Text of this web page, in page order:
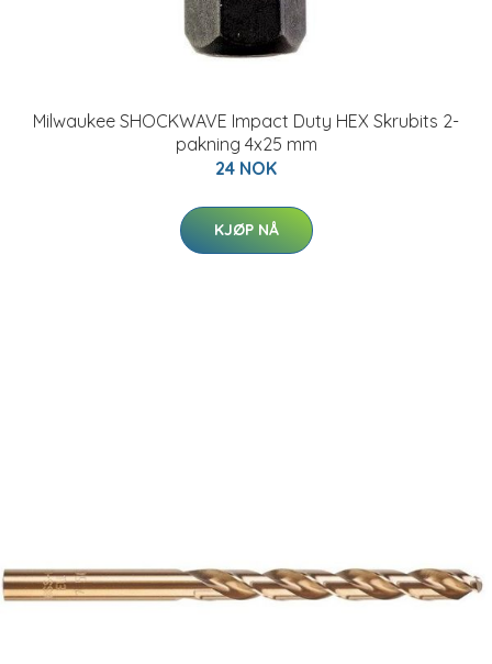
Milwaukee SHOCKWAVE Impact Duty HEX Skrubits 2-
pakning 4x25 mm
24 NOK
KJØP NÅ